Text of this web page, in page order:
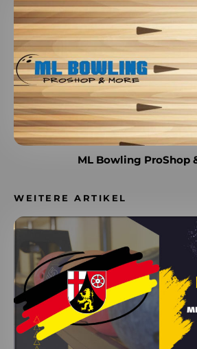
ML Bowling ProShop
WEITERE ARTIKEL